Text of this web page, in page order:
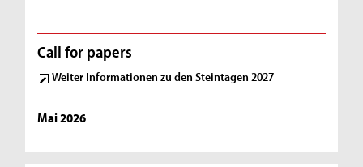
Call for papers
Weiter Informationen zu den Steintagen 2027
Mai 2026